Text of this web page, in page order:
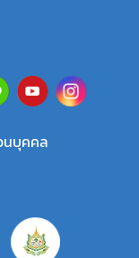
นบุคคล